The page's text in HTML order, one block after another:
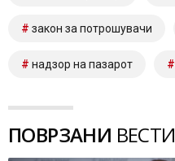
закон за потрошувачи
надзор на пазарот
ПОВРЗАНИ ВЕСТИ